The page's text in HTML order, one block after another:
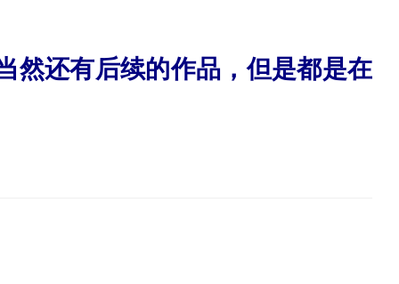
然还有后续的作品，但是都是在